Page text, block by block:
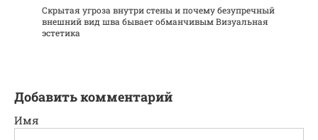
Скрытая угроза внутри стены и почему безупречный
внешний вид шва бывает обманчивым Визуальная
эстетика
Добавить комментарий
Имя